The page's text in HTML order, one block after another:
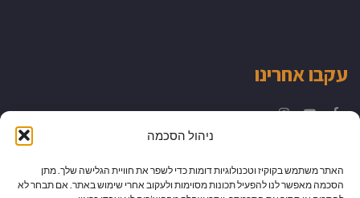
ניהול הסכמה
האתר משתמש בקוקיז וטכנולוגיות דומות כדי לשפר את חוויית הגלישה שלך. מתן
הסכמה מאפשר לנו להפעיל תכונות מסוימות ולעקוב אחרי שימוש באתר. אם תבחר לא
עקבו אחרינו